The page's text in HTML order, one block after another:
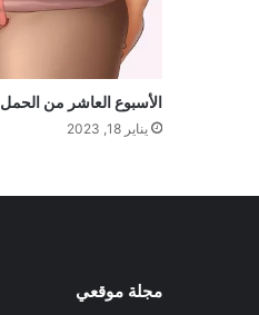
الأسبوع العاشر من الحمل
يناير 18, 2023
مجلة موقعي